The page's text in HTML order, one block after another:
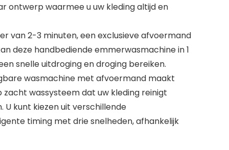
ontwerp waarmee u uw kleding altijd en
van 2-3 minuten, een exclusieve afvoermand
deze handbediende emmerwasmachine in 1
snelle uitdroging en droging bereiken.
wasmachine met afvoermand maakt
zacht wassysteem dat uw kleding reinigt
U kunt kiezen uit verschillende
timing met drie snelheden, afhankelijk